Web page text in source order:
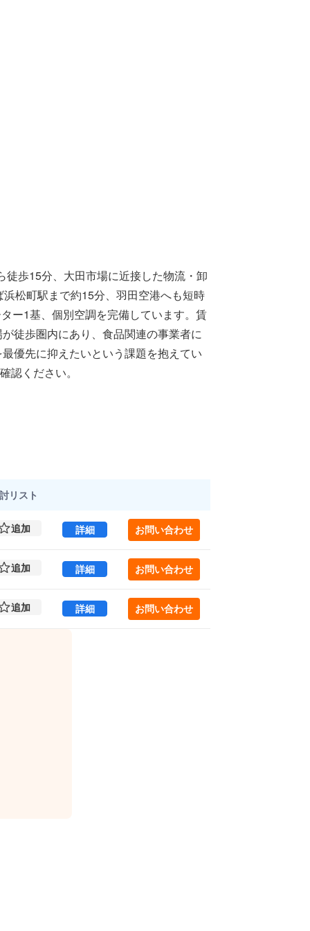
歩15分、大田市場に近接した物流・卸
松町駅まで約15分、羽田空港へも短時
ー1基、個別空調を完備しています。賃
徒歩圏内にあり、食品関連の事業者に
優先に抑えたいという課題を抱えてい
認ください。
リスト
追加 詳細Ｍ＆Ｍビル 4 (221.49㎡) ｜大田区 の賃貸オフィ
お問い合わせ
追加 詳細Ｍ＆Ｍビル 5 (268.4㎡) ｜大田区 の賃貸オフィ
お問い合わせ
追加 詳細Ｍ＆Ｍビル 6C (87.54㎡) ｜大田区 の賃貸オフィ
お問い合わせ